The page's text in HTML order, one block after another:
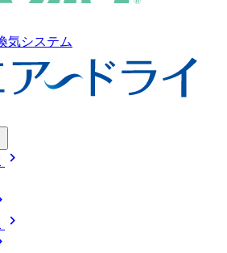
気システム
chevron_right
chevron_right